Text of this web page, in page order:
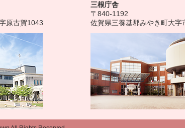
原古賀1043
三根庁舎
〒840-1192
佐賀県三養基郡みやき町大字